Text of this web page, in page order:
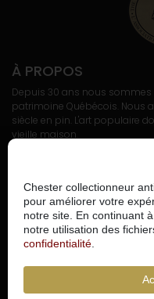
À PROPOS
Depuis 30 ans nous
patrimoine Québécois. Nous
siècle en pin. L'art populaire
vieille maison.
Gérer les fichiers témoins
NOUS JOINDRE
chestercollectionneur@gmail.com
Chester collectionneur
pour améliorer votre
notre site. En continuant
notre utilisation des
confidentialité